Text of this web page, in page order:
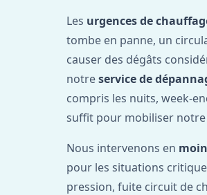
Les urgences de
tombe en panne, un
causer des dégâts
notreservice de
compris les nuits, week-
suffit pour mobiliser notre
Nous intervenons en
pour les situations
pression, fuite circuit de